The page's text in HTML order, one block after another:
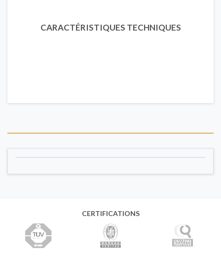
CARACTÉRISTIQUES TECHNIQUES
CERTIFICATIONS